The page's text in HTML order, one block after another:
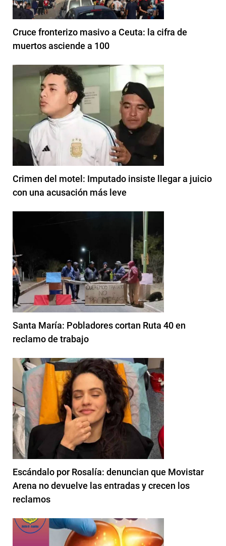
Cruce fronterizo masivo a Ceuta: la cifra de
muertos asciende a 100
Crimen del motel: Imputado insiste llegar a juicio
con una acusación más leve
Santa María: Pobladores cortan Ruta 40 en
reclamo de trabajo
Escándalo por Rosalía: denuncian que Movistar
Arena no devuelve las entradas y crecen los
reclamos